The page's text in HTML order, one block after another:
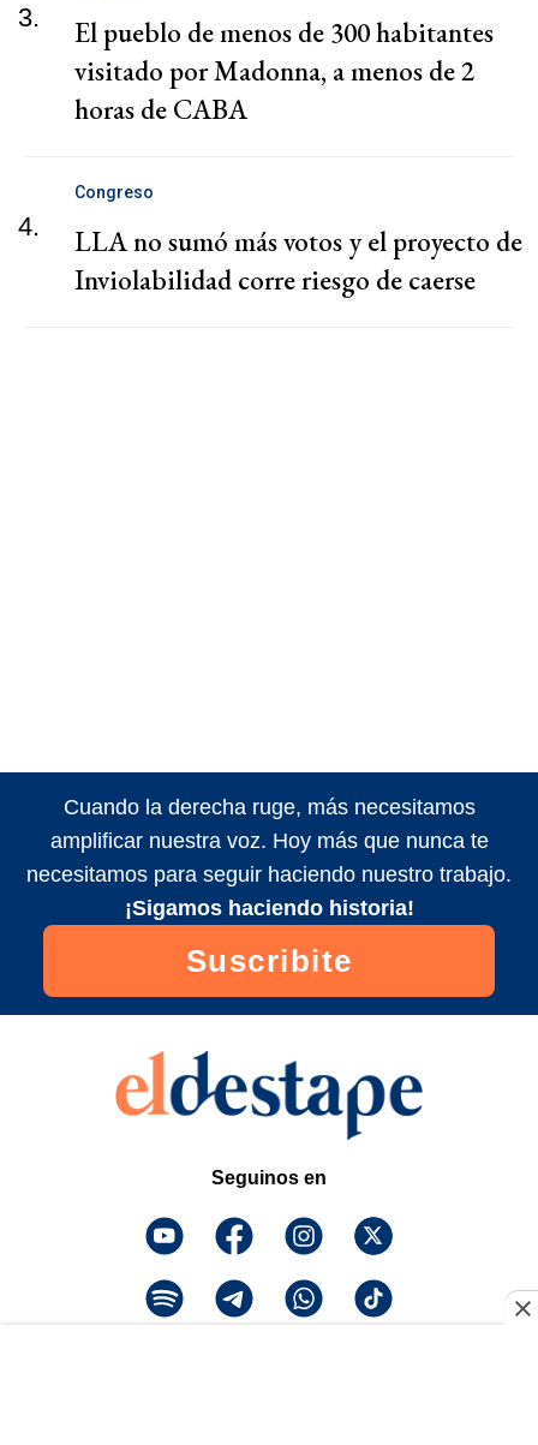
3.
El pueblo de menos de 300 habitantes
visitado por Madonna, a menos de 2
horas de CABA
4.
Congreso
LLA no sumó más votos y el proyecto de
Inviolabilidad corre riesgo de caerse
Cuando la derecha ruge, más necesitamos
amplificar nuestra voz. Hoy más que nunca te
necesitamos para seguir haciendo nuestro trabajo.
¡Sigamos haciendo historia!
Suscribite
Seguinos en